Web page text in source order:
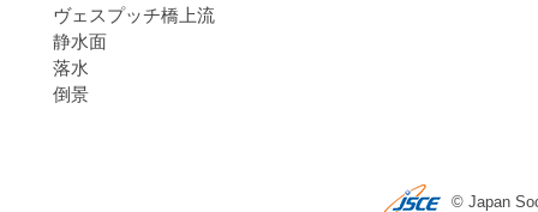
ヴェスプッチ橋上流
静水面
落水
倒景
© Japan